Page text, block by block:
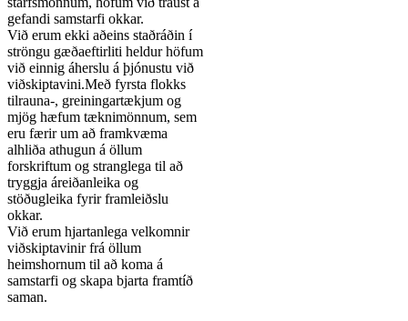
gefandi samstarfi okkar.
Við erum ekki aðeins staðráðin í
ströngu gæðaeftirliti heldur höfum
við einnig áherslu á þjónustu við
viðskiptavini.Með fyrsta flokks
tilrauna-, greiningartækjum og
mjög hæfum tæknimönnum, sem
eru færir um að framkvæma
alhliða athugun á öllum
forskriftum og stranglega til að
tryggja áreiðanleika og
stöðugleika fyrir framleiðslu
okkar.
Við erum hjartanlega velkomnir
viðskiptavinir frá öllum
heimshornum til að koma á
samstarfi og skapa bjarta framtíð
saman.